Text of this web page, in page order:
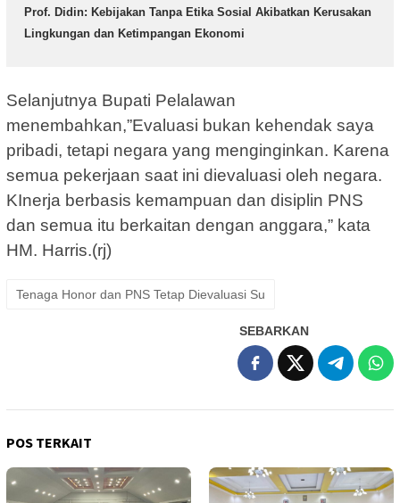
Prof. Didin: Kebijakan Tanpa Etika Sosial Akibatkan Kerusakan
Lingkungan dan Ketimpangan Ekonomi
Selanjutnya Bupati Pelalawan
menembahkan,”Evaluasi bukan kehendak saya
pribadi, tetapi negara yang menginginkan. Karena
semua pekerjaan saat ini dievaluasi oleh negara.
KInerja berbasis kemampuan dan disiplin PNS
dan semua itu berkaitan dengan anggara,” kata
HM. Harris.(rj)
Tenaga Honor dan PNS Tetap Dievaluasi Su
SEBARKAN
POS TERKAIT